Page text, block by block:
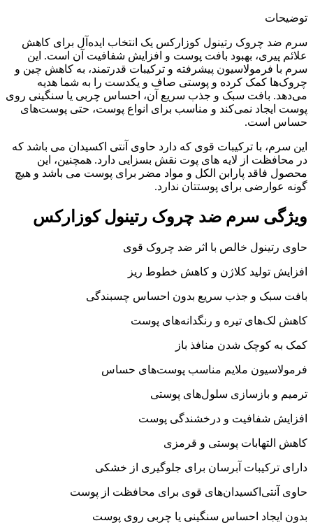
توضیحات
سرم ضد چروک رتینول کوزارکس یک انتخاب ایده‌آل برای کاهش
علائم پیری، بهبود بافت پوست و افزایش شفافیت آن است. این
سرم با فرمولاسیون پیشرفته و ترکیبات قدرتمند، به کاهش چین و
چروک‌ها کمک کرده و پوستی صاف و یکدست را به شما هدیه
می‌دهد. بافت سبک و جذب سریع آن، احساس چربی یا سنگینی روی
پوست ایجاد نمی‌کند و مناسب برای انواع پوست، حتی پوست‌های
حساس است.
این سرم، با ترکیبات قوی که دارد حاوی آنتی اکسیدان می باشد که
در محافظت از لایه های پوت نقش بسزایی دارد. همچنین، این
محصول فاقد پارابن الکل و مواد مضر برای پوست می باشد و هیچ
گونه عوارضی برای پوستتان ندارد.
ویژگی‌ سرم ضد چروک رتینول کوزارکس
حاوی رتینول خالص با اثر ضد چروک قوی
افزایش تولید کلاژن و کاهش خطوط ریز
بافت سبک و جذب سریع بدون احساس چسبندگی
کاهش لک‌های تیره و رنگدانه‌های پوست
کمک به کوچک شدن منافذ باز
فرمولاسیون ملایم مناسب پوست‌های حساس
ترمیم و بازسازی سلول‌های پوستی
افزایش شفافیت و درخشندگی پوست
کاهش التهابات پوستی و قرمزی
دارای ترکیبات آبرسان برای جلوگیری از خشکی
حاوی آنتی‌اکسیدان‌های قوی برای محافظت از پوست
بدون ایجاد احساس سنگینی یا چربی روی پوست